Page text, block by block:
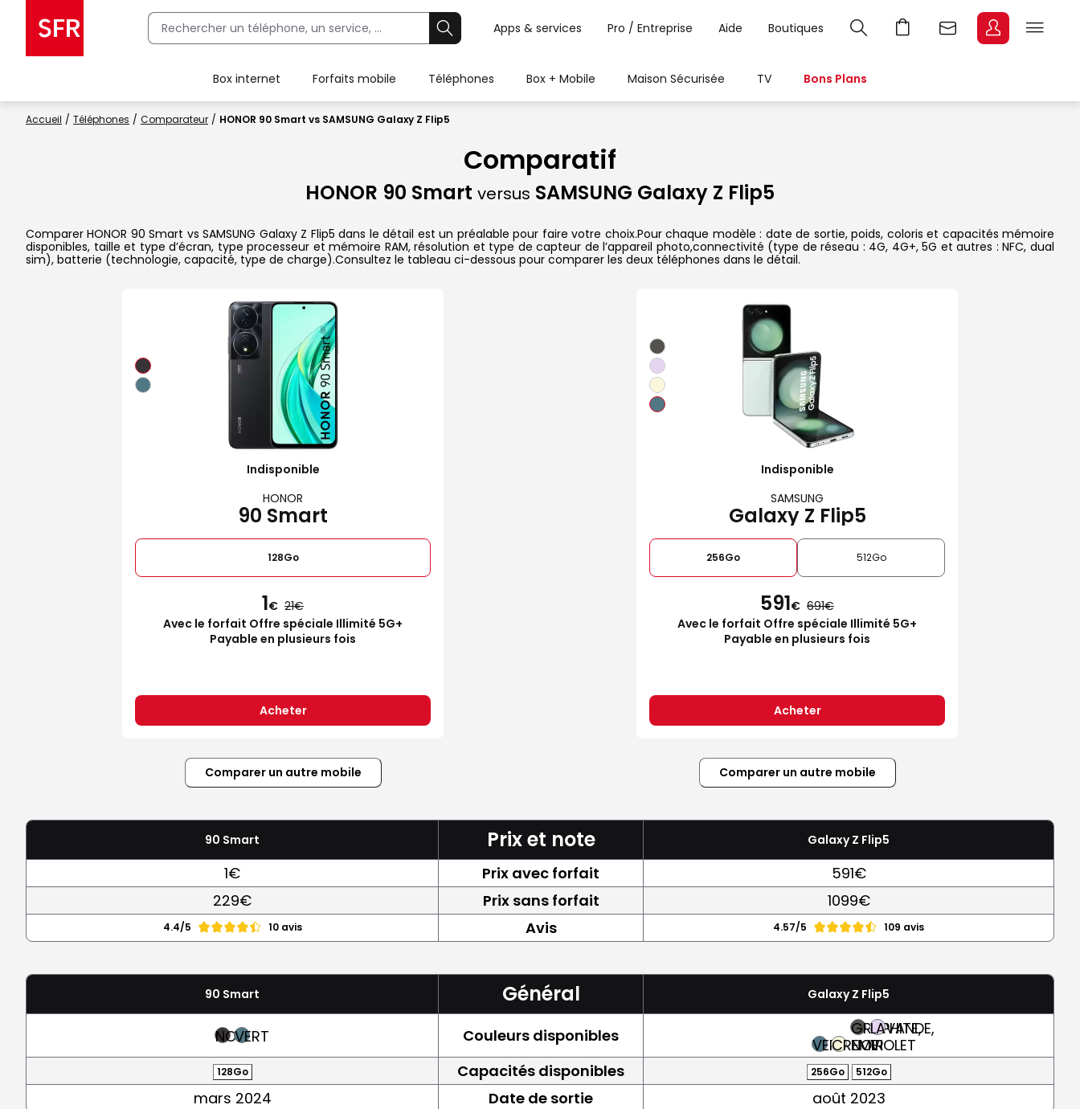
Apps & services Pro / Entreprise Aide Boutiques
Box internet Forfaits mobile Téléphones Box + Mobile Maison Sécurisée TV Bons Plans
Accueil Téléphones Comparateur HONOR 90 Smart vs SAMSUNG Galaxy Z Flip5
Comparatif
HONOR 90 Smart versus SAMSUNG Galaxy Z Flip5
Comparer HONOR 90 Smart vs SAMSUNG Galaxy Z Flip5 dans le détail est un préalable pour faire votre choix.Pour chaque modèle : date de sortie, poids, coloris et capacités mémoire
disponibles, taille et type d’écran, type processeur et mémoire RAM, résolution et type de capteur de l’appareil photo,connectivité (type de réseau : 4G, 4G+, 5G et autres : NFC, dual
sim), batterie (technologie, capacité, type de charge).Consultez le tableau ci-dessous pour comparer les deux téléphones dans le détail.
Indisponible
HONOR
90 Smart
128Go
1€ 21
Avec le forfait Offre spéciale Illimité 5G+
Payable en plusieurs fois
Acheter
Indisponible
SAMSUNG
Galaxy Z Flip5
256Go 512Go
591€ 691
Avec le forfait Offre spéciale Illimité 5G+
Payable en plusieurs fois
Acheter
Comparer un autre mobile Comparer un autre mobile
90 Smart Prix et note Galaxy Z Flip5
1€ Prix avec forfait
591€
229€
Prix sans forfait 1099€
4.4/5 10 avis Avis 4.57/5 109 avis
90 Smart Général Galaxy Z Flip5
NOIRVERT Couleurs disponibles VERTCREME
GRAPHITE,
NOIR
LAVANDE,
VIOLET
128Go Capacités disponibles 256Go 512Go
mars 2024 Date de sortie août 2023